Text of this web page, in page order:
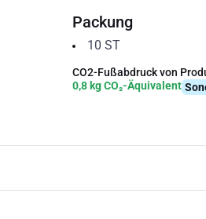
Packung
10 ST
CO2-Fußabdruck von
0,8 kg CO₂-Äquivalent